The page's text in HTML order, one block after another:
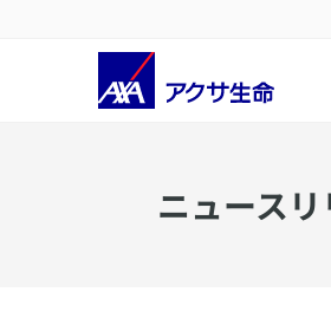
ニュース